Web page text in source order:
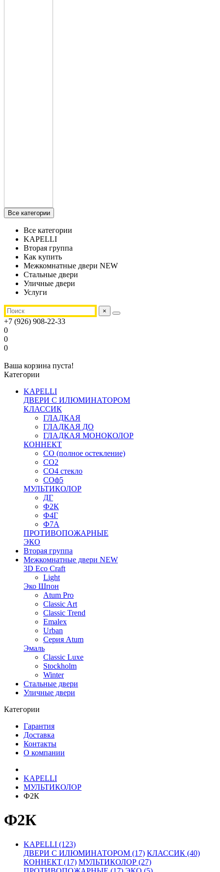
Все категории
Все категории
KAPELLI
Вторая группа
Как купить
Межкомнатные двери NEW
Стальные двери
Уличные двери
Услуги
×
+7 (926) 908-22-33
0
0
0
Ваша корзина пуста!
Категории
KAPELLI
ДВЕРИ С ИЛЮМИНАТОРОМ
КЛАССИК
ГЛАДКАЯ
ГЛАДКАЯ ДО
ГЛАДКАЯ МОНОКОЛОР
КОННЕКТ
СО (полное остекление)
СО2
СО4 стекло
СОф5
МУЛЬТИКОЛОР
ДГ
Ф2К
Ф4Г
Ф7А
ПРОТИВОПОЖАРНЫЕ
ЭКО
Вторая группа
Межкомнатные двери NEW
3D Eco Craft
Light
Эко Шпон
Atum Pro
Classic Art
Classic Trend
Emalex
Urban
Серия Atum
Эмаль
Classic Luxe
Stockholm
Winter
Стальные двери
Уличные двери
Категории
Гарантия
Доставка
Контакты
О компании
KAPELLI
МУЛЬТИКОЛОР
Ф2К
Ф2К
KAPELLI (123)
ДВЕРИ С ИЛЮМИНАТОРОМ (17) КЛАССИК (40)
КОННЕКТ (17) МУЛЬТИКОЛОР (27)